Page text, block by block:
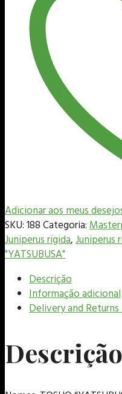
Adicionar aos meus
SKU:188Categoria:
Juniperus rigida,Juniperus
"YATSUBUSA"
Descrição
Informação adicional
Delivery and
Descrição